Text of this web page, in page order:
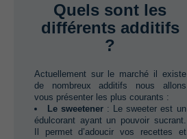
Quels sont les
différents additifs
?
Actuellement sur le marché il existe
de nombreux additifs nous allons
vous présenter les plus courants ‭:
Le sweetener‭ ‬:‭ ‬Le sweeter est un
édulcorant ayant un pouvoir sucrant.‭
‬Il permet d’adoucir vos recettes et